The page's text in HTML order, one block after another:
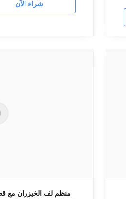
شراء الآن
منظم لف الخيزران مع